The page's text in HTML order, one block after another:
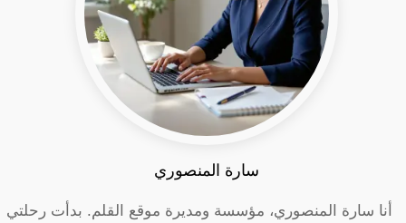
سارة المنصوري
أنا سارة المنصوري، مؤسسة ومديرة موقع القلم. بدأت رحلتي